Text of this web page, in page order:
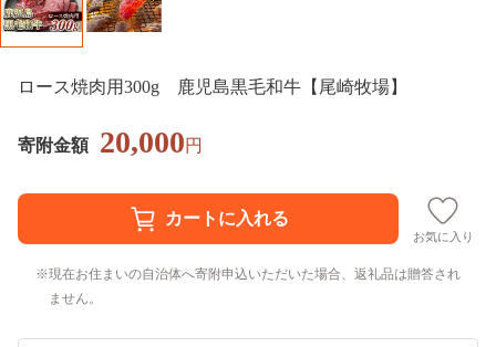
ロース焼肉用300g 鹿児島黒毛和牛【尾崎牧場】
寄附金額 20,000円
お気に入り
現在お住まいの自治体へ寄附申込いただいた場合、返礼品は贈答され
ません。